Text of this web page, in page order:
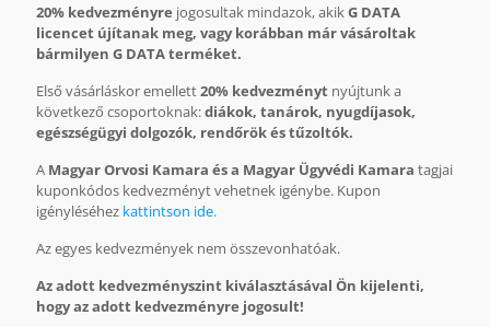
20% kedvezményre jogosultak mindazok, akikG DATA
licencet újítanak meg, vagy korábban már vásároltak
bármilyen G DATA terméket.
Első vásárláskor emellett20% kedvezményt nyújtunk a
következő csoportoknak:diákok, tanárok, nyugdíjasok,
egészségügyi dolgozók, rendőrök és tűzoltók.
A Magyar Orvosi Kamara és a Magyar Ügyvédi Kamara tagjai
kuponkódos kedvezményt vehetnek igénybe. Kupon
igényléséhez kattintson ide.
Az egyes kedvezmények nem összevonhatóak.
Az adott kedvezményszint kiválasztásával Ön kijelenti,
hogy az adott kedvezményre jogosult!